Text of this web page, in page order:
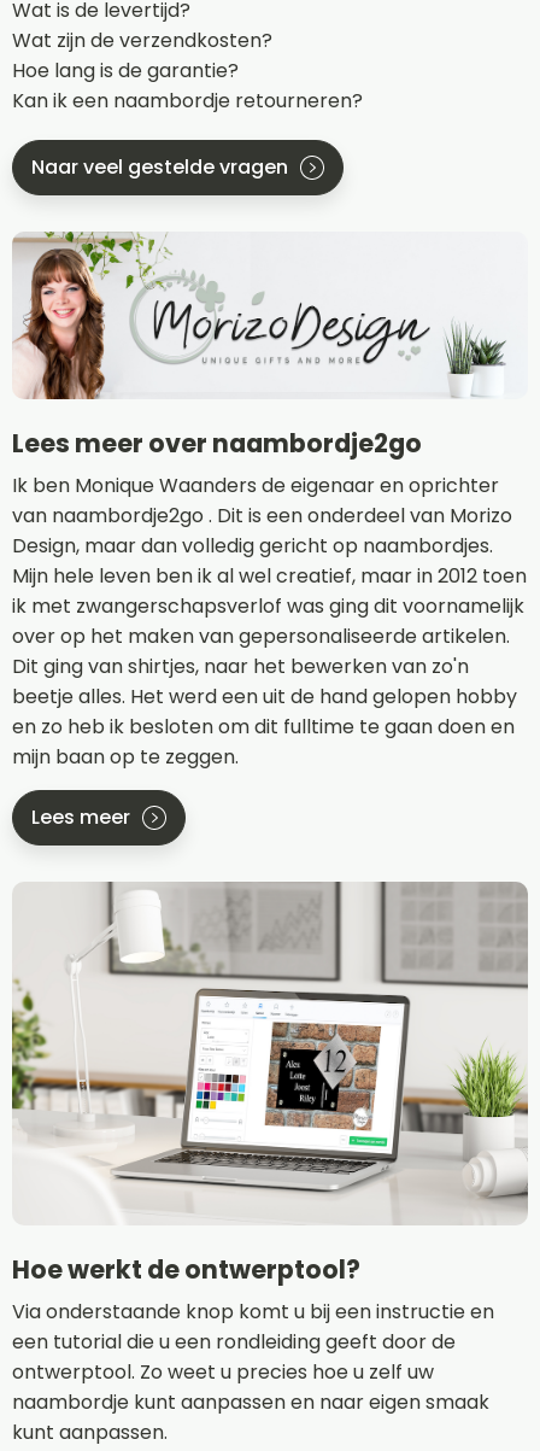
Wat is de levertijd?
Wat zijn de verzendkosten?
Hoe lang is de garantie?
Kan ik een naambordje retourneren?
Naar veel gestelde vragen
Lees meer over naambordje2go
Ik ben Monique Waanders de eigenaar en oprichter
van naambordje2go . Dit is een onderdeel van Morizo
Design, maar dan volledig gericht op naambordjes.
Mijn hele leven ben ik al wel creatief, maar in 2012 toen
ik met zwangerschapsverlof was ging dit voornamelijk
over op het maken van gepersonaliseerde artikelen.
Dit ging van shirtjes, naar het bewerken van zo'n
beetje alles. Het werd een uit de hand gelopen hobby
en zo heb ik besloten om dit fulltime te gaan doen en
mijn baan op te zeggen.
Lees meer
Hoe werkt de ontwerptool?
Via onderstaande knop komt u bij een instructie en
een tutorial die u een rondleiding geeft door de
ontwerptool. Zo weet u precies hoe u zelf uw
naambordje kunt aanpassen en naar eigen smaak
kunt aanpassen.